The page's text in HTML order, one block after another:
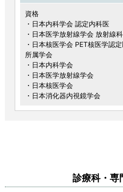
資格
・日本内科学会 認定内科医
・日本医学放射線学会 放射線
・日本核医学会 PET核医学認
所属学会
・日本内科学会
・日本医学放射線学会
・日本核医学会
・日本消化器内視鏡学会
診療科・専